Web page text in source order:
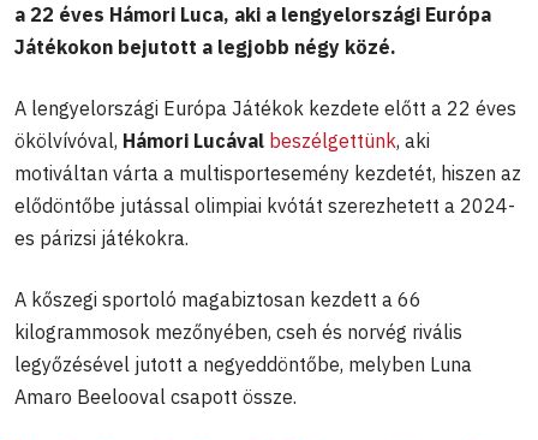
a 22 éves Hámori Luca, aki a lengyelországi Európa
Játékokon bejutott a legjobb négy közé.
A lengyelországi Európa Játékok kezdete előtt a 22 éves
ökölvívóval, Hámori Lucával beszélgettünk, aki
motiváltan várta a multisportesemény kezdetét, hiszen az
elődöntőbe jutással olimpiai kvótát szerezhetett a 2024-
es párizsi játékokra.
A kőszegi sportoló magabiztosan kezdett a 66
kilogrammosok mezőnyében, cseh és norvég rivális
legyőzésével jutott a negyeddöntőbe, melyben Luna
Amaro Beelooval csapott össze.